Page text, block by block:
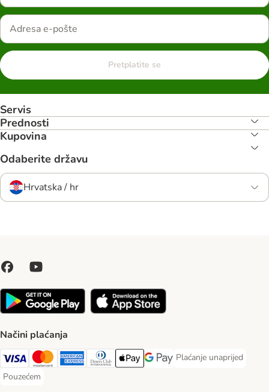
Pretplatite se
Servis
Prednosti
Kupovina
Odaberite državu
Hrvatska / hr
Načini plaćanja
Visa Payment Method
MasterCard Payment Method
American Express Payment Method
Diners Club Payment Method
Payment MethodGoogle pay Payment Method
Plaćanje unaprijed
Plaćanje unaprijed
Pouzećem
Pouzećem Payment Method